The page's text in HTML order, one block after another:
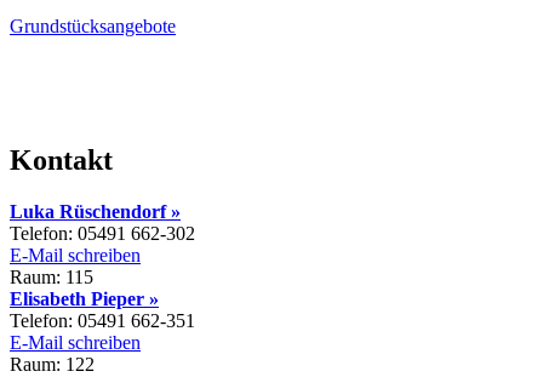
Grundstücksangebote
Kontakt
Luka Rüschendorf »
Telefon: 05491 662-302
E-Mail schreiben
Raum: 115
Elisabeth Pieper »
Telefon: 05491 662-351
E-Mail schreiben
Raum: 122